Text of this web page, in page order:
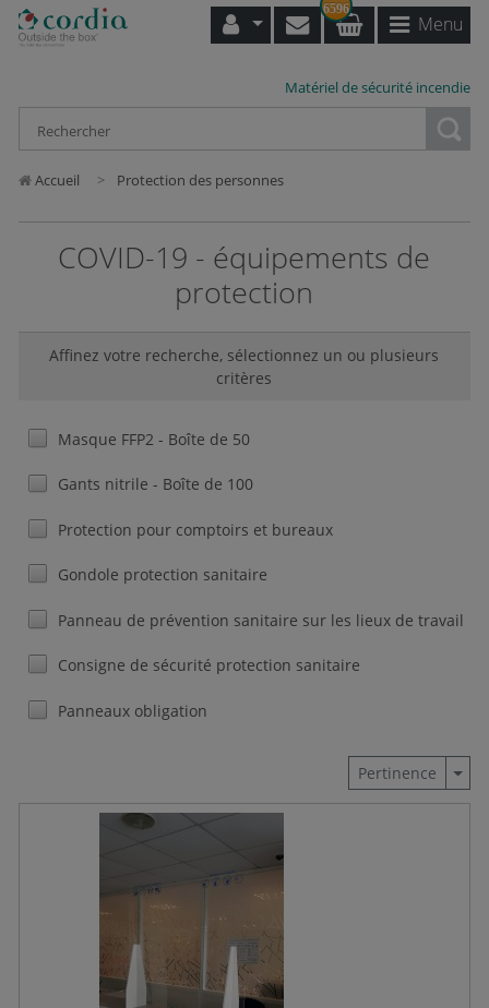
6596
Menu
Matériel de sécurité incendie
Accueil Protection des personnes
COVID-19 - équipements de
protection
Affinez votre recherche, sélectionnez un ou plusieurs
critères
Masque FFP2 - Boîte de 50
Gants nitrile - Boîte de 100
Protection pour comptoirs et bureaux
Gondole protection sanitaire
Panneau de prévention sanitaire sur les lieux de travail
Consigne de sécurité protection sanitaire
Panneaux obligation
Pertinence